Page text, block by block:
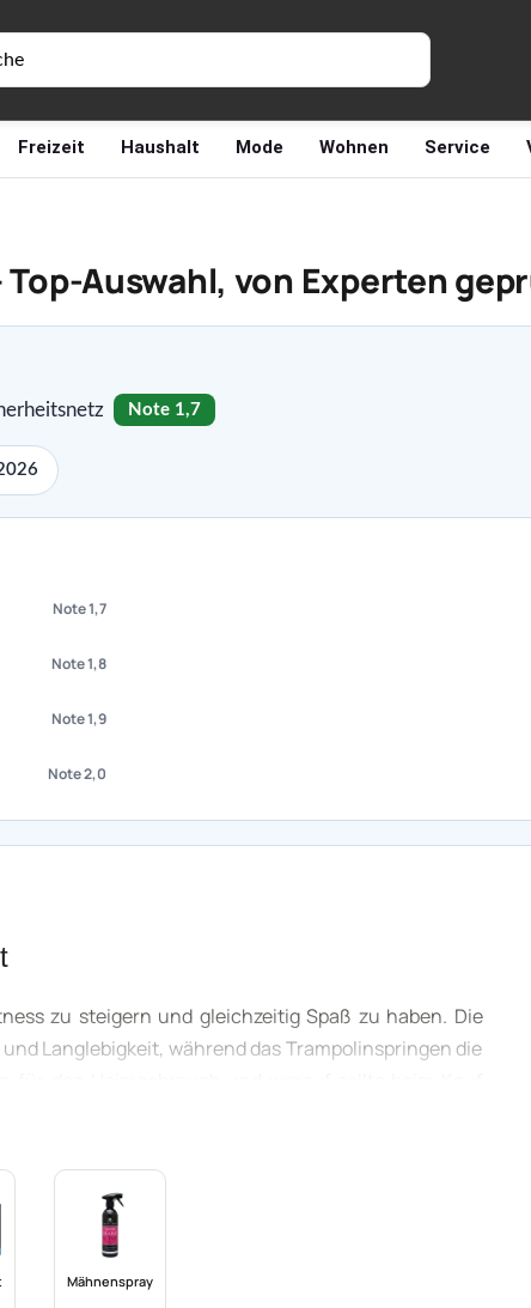
Freizeit Haushalt Mode Wohnen Service
Auswahl, von Experten
Note 1,7
Note 1,7
Note 1,8
Note 1,9
Note 2,0
zu steigern und gleichzeitig Spaß zu haben. Die
Langlebigkeit, während das Trampolinspringen die
wie sich verschiedene Trampolins voneinander
Mähnenspray